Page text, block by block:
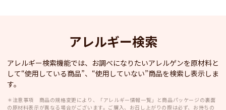
アレルギー検索
アレルギー検索機能では、お調べになりたいアレルゲンを原材料と
して“使用している商品”、“使用していない”商品を検索し表示しま
す。
＊注意事項 商品の規格変更により、「アレルギー情報一覧」と商品パッケージの裏面
の原材料表示が異なる場合がございます。ご購入、お召し上がりの際は必ず、お持ちの